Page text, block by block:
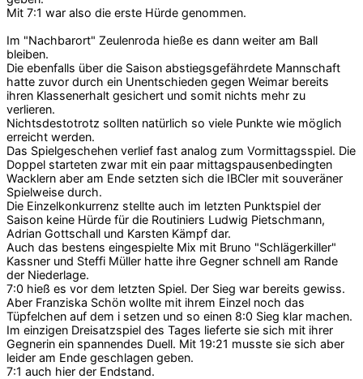
Mit 7:1 war also die erste Hürde genommen.
Im "Nachbarort" Zeulenroda hieße es dann weiter am Ball
bleiben.
Die ebenfalls über die Saison abstiegsgefährdete Mannschaft
hatte zuvor durch ein Unentschieden gegen Weimar bereits
ihren Klassenerhalt gesichert und somit nichts mehr zu
verlieren.
Nichtsdestotrotz sollten natürlich so viele Punkte wie möglich
erreicht werden.
Das Spielgeschehen verlief fast analog zum Vormittagsspiel. Die
Doppel starteten zwar mit ein paar mittagspausenbedingten
Wacklern aber am Ende setzten sich die IBCler mit souveräner
Spielweise durch.
Die Einzelkonkurrenz stellte auch im letzten Punktspiel der
Saison keine Hürde für die Routiniers Ludwig Pietschmann,
Adrian Gottschall und Karsten Kämpf dar.
Auch das bestens eingespielte Mix mit Bruno "Schlägerkiller"
Kassner und Steffi Müller hatte ihre Gegner schnell am Rande
der Niederlage.
7:0 hieß es vor dem letzten Spiel. Der Sieg war bereits gewiss.
Aber Franziska Schön wollte mit ihrem Einzel noch das
Tüpfelchen auf dem i setzen und so einen 8:0 Sieg klar machen.
Im einzigen Dreisatzspiel des Tages lieferte sie sich mit ihrer
Gegnerin ein spannendes Duell. Mit 19:21 musste sie sich aber
leider am Ende geschlagen geben.
7:1 auch hier der Endstand.